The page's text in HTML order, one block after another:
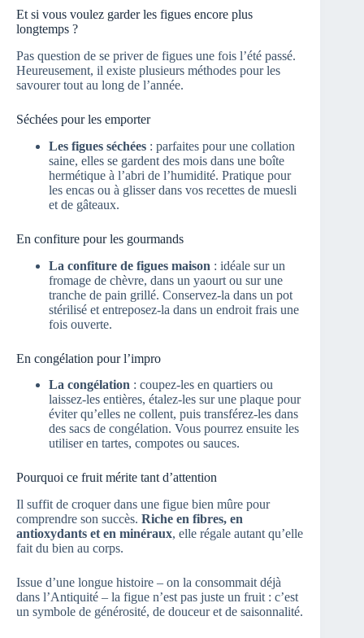
Et si vous voulez garder les figues encore plus
longtemps ?
Pas question de se priver de figues une fois l’été passé.
Heureusement, il existe plusieurs méthodes pour les
savourer tout au long de l’année.
Séchées pour les emporter
Les figues séchées : parfaites pour une collation
saine, elles se gardent des mois dans une boîte
hermétique à l’abri de l’humidité. Pratique pour
les encas ou à glisser dans vos recettes de muesli
et de gâteaux.
En confiture pour les gourmands
La confiture de figues maison : idéale sur un
fromage de chèvre, dans un yaourt ou sur une
tranche de pain grillé. Conservez-la dans un pot
stérilisé et entreposez-la dans un endroit frais une
fois ouverte.
En congélation pour l’impro
La congélation : coupez-les en quartiers ou
laissez-les entières, étalez-les sur une plaque pour
éviter qu’elles ne collent, puis transférez-les dans
des sacs de congélation. Vous pourrez ensuite les
utiliser en tartes, compotes ou sauces.
Pourquoi ce fruit mérite tant d’attention
Il suffit de croquer dans une figue bien mûre pour
comprendre son succès. Riche en fibres, en
antioxydants et en minéraux, elle régale autant qu’elle
fait du bien au corps.
Issue d’une longue histoire – on la consommait déjà
dans l’Antiquité – la figue n’est pas juste un fruit : c’est
un symbole de générosité, de douceur et de saisonnalité.